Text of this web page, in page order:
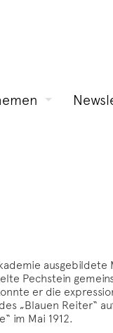
ausgebildete
Pechstein
er die
„Blauen Reiter“
im Mai 1912.